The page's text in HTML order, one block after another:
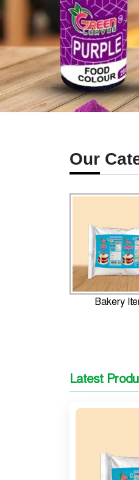
Our
Bakery
Latest